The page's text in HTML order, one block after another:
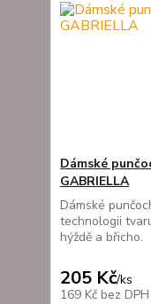
Dámské
GABRIELLA
Dámské
technologii
hýždě a břicho.
205 Kč/ks
169 Kč bez DPH